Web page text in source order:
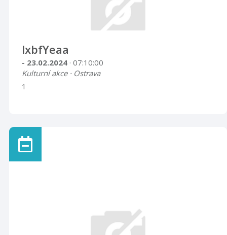
lxbfYeaa
- 23.02.2024 · 07:10:00
Kulturní akce · Ostrava
1